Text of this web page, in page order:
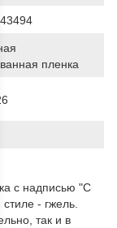
пленка
с надписью "С
- гжель.
так и в